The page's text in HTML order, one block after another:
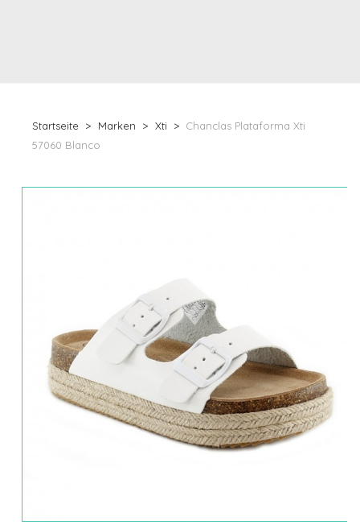
Startseite Marken Xti
Chanclas Plataforma Xti
57060 Blanco